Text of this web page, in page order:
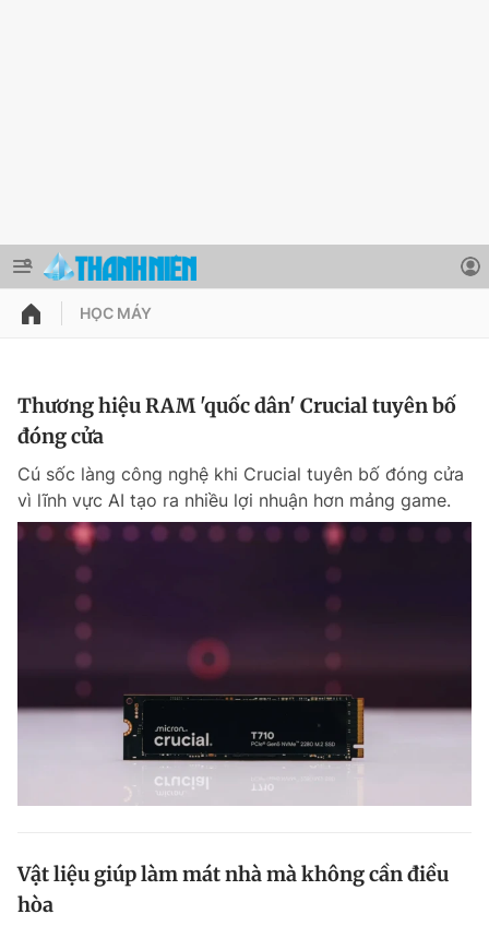
QUẢNG CÁO
Chuyên mục khác
Chào ngày mới
Tin thị trường
Magazine
Thông tin tòa soạn Liên hệ quảng cáo
Thông tin tài khoản
Đổi mật khẩu
Tin đã lưu
Tin đã xem
Đăng xuất
HỌC MÁY
Thương hiệu RAM 'quốc dân' Crucial tuyên bố
đóng cửa
Cú sốc làng công nghệ khi Crucial tuyên bố đóng cửa
vì lĩnh vực AI tạo ra nhiều lợi nhuận hơn mảng game.
Vật liệu giúp làm mát nhà mà không cần điều
hòa